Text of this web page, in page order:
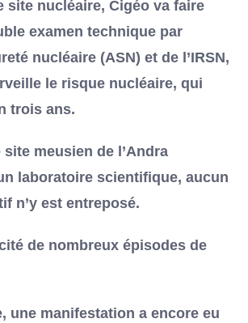
site nucléaire, Cigéo va faire
examen technique par
nucléaire (ASN) et de l’IRSN,
le risque nucléaire, qui
trois ans.
site meusien de l’Andra
laboratoire scientifique, aucun
n’y est entreposé.
de nombreux épisodes de
une manifestation a encore eu